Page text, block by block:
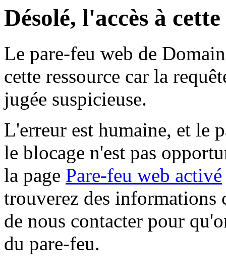
Désolé, l'accès à
Le pare-feu web de
cette ressource car la
jugée suspicieuse.
L'erreur est humaine, et le
le blocage n'est pas
la page Pare-feu web activé
trouverez des informations
de nous contacter pour
du pare-feu.